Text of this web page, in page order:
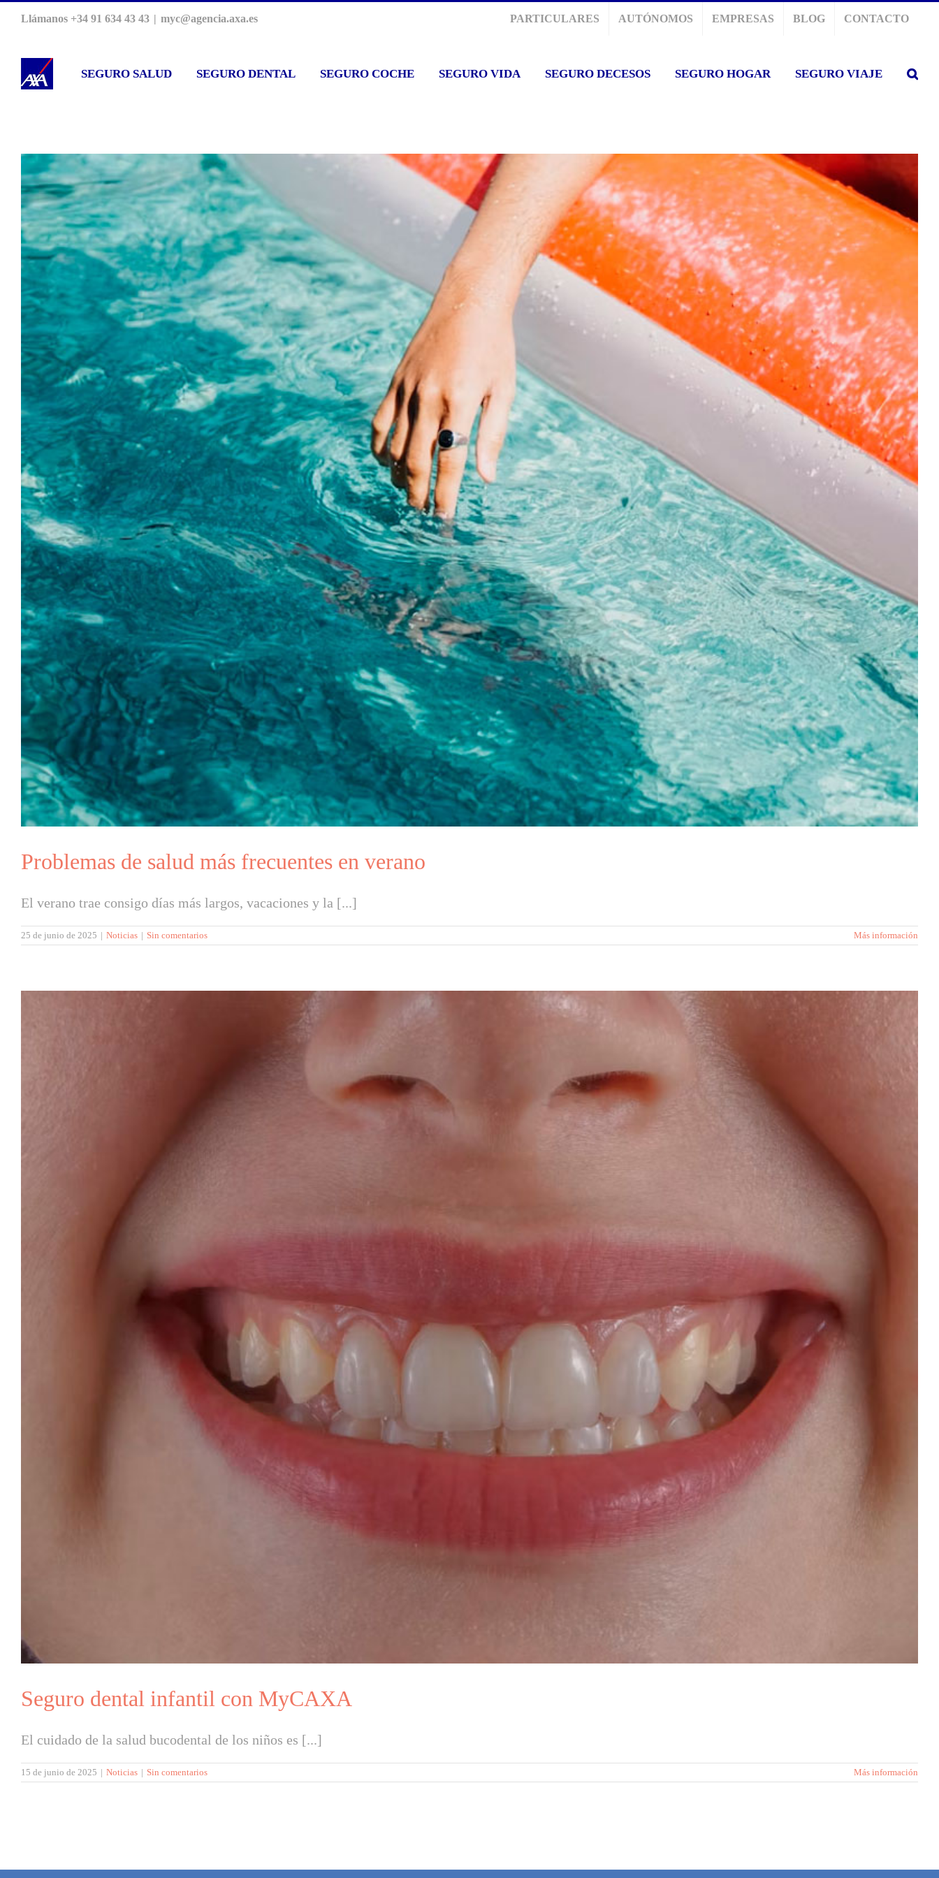
Llámanos +34 91 634 43 43 | myc@agencia.axa.es PARTICULARES AUTÓNOMOS EMPRESAS BLOG CONTACTO
SEGURO SALUD SEGURO DENTAL SEGURO COCHE SEGURO VIDA SEGURO DECESOS SEGURO HOGAR SEGURO VIAJE
Problemas de salud más frecuentes en verano
El verano trae consigo días más largos, vacaciones y la [...]
25 de junio de 2025 | Noticias | Sin comentarios Más información
Seguro dental infantil con MyCAXA
El cuidado de la salud bucodental de los niños es [...]
15 de junio de 2025 | Noticias | Sin comentarios Más información